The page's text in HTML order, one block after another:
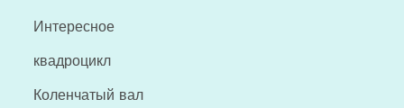
Интересное
квадроцикл
Коленчатый вал